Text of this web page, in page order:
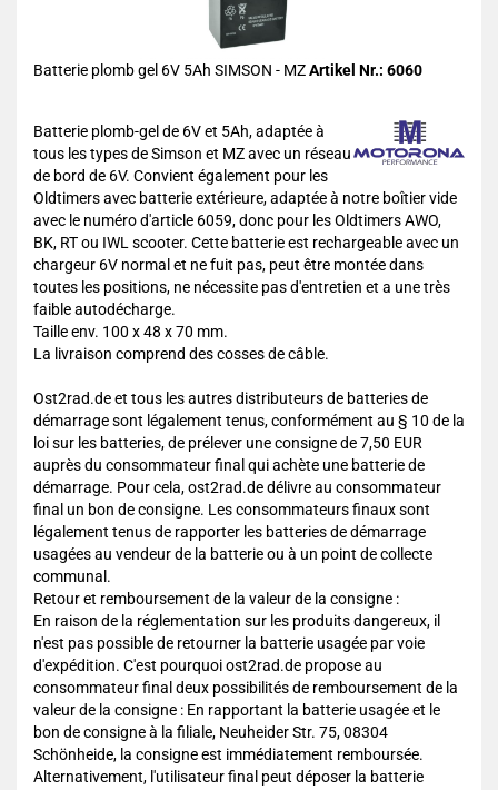
Batterie plomb gel 6V 5Ah SIMSON - MZArtikel Nr.: 6060
Batterie plomb-gel de 6V et 5Ah, adaptée à
tous les types de Simson et MZ avec un réseau
de bord de 6V. Convient également pour les
Oldtimers avec batterie extérieure, adaptée à notre boîtier vide
avec le numéro d'article 6059, donc pour les Oldtimers AWO,
BK, RT ou IWL scooter. Cette batterie est rechargeable avec un
chargeur 6V normal et ne fuit pas, peut être montée dans
toutes les positions, ne nécessite pas d'entretien et a une très
faible autodécharge.
Taille env. 100 x 48 x 70 mm.
La livraison comprend des cosses de câble.
Ost2rad.de et tous les autres distributeurs de batteries de
démarrage sont légalement tenus, conformément au § 10 de la
loi sur les batteries, de prélever une consigne de 7,50 EUR
auprès du consommateur final qui achète une batterie de
démarrage. Pour cela, ost2rad.de délivre au consommateur
final un bon de consigne. Les consommateurs finaux sont
légalement tenus de rapporter les batteries de démarrage
usagées au vendeur de la batterie ou à un point de collecte
communal.
Retour et remboursement de la valeur de la consigne :
En raison de la réglementation sur les produits dangereux, il
n'est pas possible de retourner la batterie usagée par voie
d'expédition. C'est pourquoi ost2rad.de propose au
consommateur final deux possibilités de remboursement de la
valeur de la consigne : En rapportant la batterie usagée et le
bon de consigne à la filiale, Neuheider Str. 75, 08304
Schönheide, la consigne est immédiatement remboursée.
Alternativement, l'utilisateur final peut déposer la batterie